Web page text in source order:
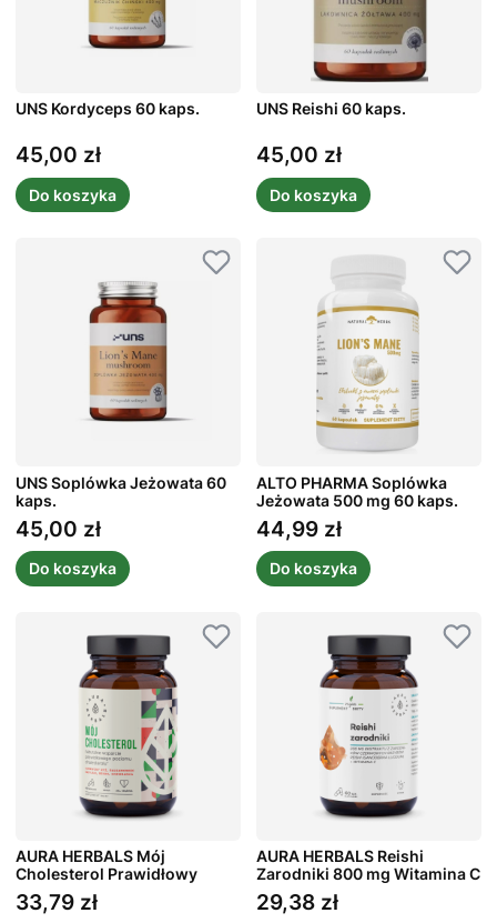
UNS Kordyceps 60 kaps.
Cena
45,00 zł
Do koszyka
UNS Reishi 60 kaps.
Cena
45,00 zł
Do koszyka
UNS Soplówka Jeżowata 60
kaps.
Cena
45,00 zł
Do koszyka
ALTO PHARMA Soplówka
Jeżowata 500 mg 60 kaps.
Cena
44,99 zł
Do koszyka
AURA HERBALS Mój
Cholesterol Prawidłowy
Poziom 60 kaps.
Cena
33,79 zł
AURA HERBALS Reishi
Zarodniki 800 mg Witamina C
60 kaps.
Cena
29,38 zł